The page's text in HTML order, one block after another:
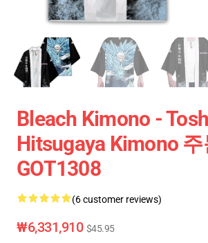
Bleach Kimono -
Hitsugaya Kimono
GOT1308
(6 customer reviews)
₩6,331,910 $45.95